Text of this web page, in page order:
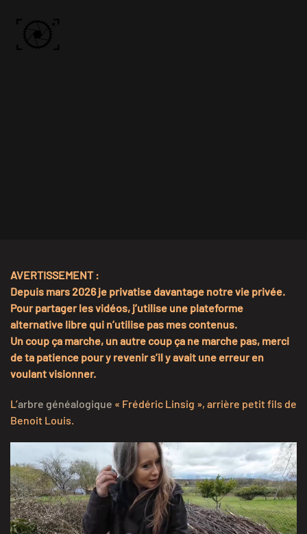
AVERTISSEMENT :
Depuis mars 2026 je privatise davantage notre vie privée.
Pour partager les vidéos, j’utilise une plateforme
alternative libre qui n’utilise pas mes contenus.
Un coup ça marche, un autre coup ça ne marche pas, merci
de ta patience pour y revenir s’il y avait une erreur en
voulant visionner.
L’arbre généalogique « Frédéric Linsig », arrière petit fils de
Benoit Louis.
chez Bernadette avril 2026